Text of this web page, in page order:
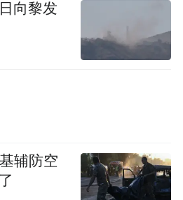
20.5%。
术投入的停滞，而是因
向黎发
辅防空